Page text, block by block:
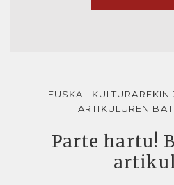
EUSKAL
ARTIKULUREN
Parte hartu!